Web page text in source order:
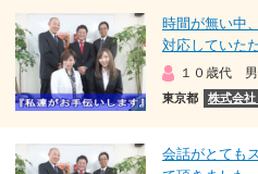
時間が無い中
対応していた
１０歳代
東京都 株式会
会話がとても